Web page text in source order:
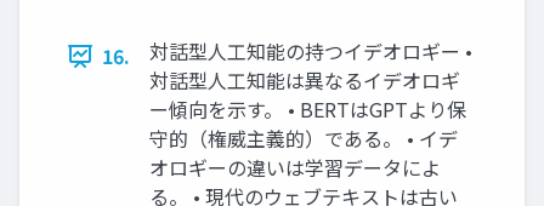
16.
対話型人工知能の持つイデオロギー •
対話型人工知能は異なるイデオロギ
ー傾向を示す。 • BERTはGPTより保
守的（権威主義的）である。 • イデ
オロギーの違いは学習データによ
る。 • 現代のウェブテキストは古い